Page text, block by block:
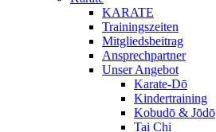
KARATE
Trainingszeiten
Mitgliedsbeitrag
Ansprechpartner
Unser Angebot
Karate-Dō
Kindertraining
Kobudō & Jōdō
Tai Chi